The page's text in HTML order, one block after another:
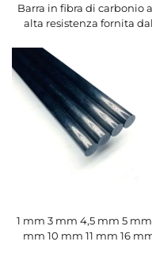
Barra in fibra di carbonio
alta resistenza fornita dal
personalizzabili
1 mm 3 mm 4,5 mm 5
mm 10 mm 11 mm 16